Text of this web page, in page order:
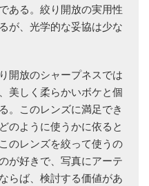
ある。絞り開放の実用性
が、光学的な妥協は少な
開放のシャープネスでは
美しく柔らかいボケと個
。このレンズに満足でき
のように使うかに依ると
のレンズを絞って使うの
が好きで、写真にアーテ
らば、検討する価値があ